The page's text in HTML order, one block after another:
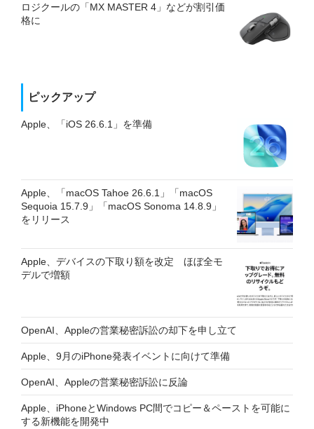
ロジクールの「MX MASTER 4」などが割引価
格に
ピックアップ
Apple、「iOS 26.6.1」を準備
Apple、「macOS Tahoe 26.6.1」「macOS
Sequoia 15.7.9」「macOS Sonoma 14.8.9」
をリリース
Apple、デバイスの下取り額を改定 ほぼ全モ
デルで増額
OpenAI、Appleの営業秘密訴訟の却下を申し立て
Apple、9月のiPhone発表イベントに向けて準備
OpenAI、Appleの営業秘密訴訟に反論
Apple、iPhoneとWindows PC間でコピー＆ペーストを可能に
する新機能を開発中